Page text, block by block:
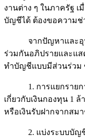
งานต่าง ๆ ในภาครัฐ
บัญชีได้ ต้องขอความช่
จากปัญหาและอุปส
ร่วมกันอภิปรายและแส
ทำบัญชีแบบมีส่วนร่วม
1. การแยกรายการ
เกี่ยวกับเงินกองทุน 1
หรือเงินรับฝากจากสม
2. แบ่งระบบบัญชีข